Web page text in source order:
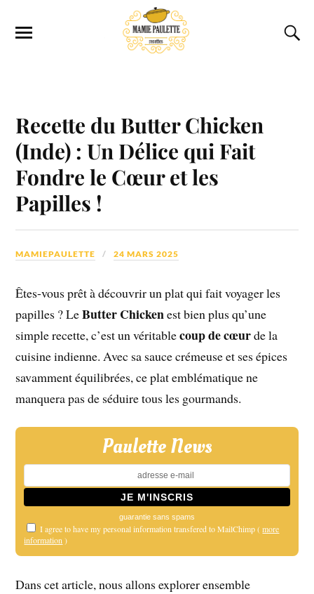
Recette du Butter Chicken
(Inde) : Un Délice qui Fait
Fondre le Cœur et les
Papilles !
MAMIEPAULETTE 24 MARS 2025
Êtes-vous prêt à découvrir un plat qui fait voyager les
papilles ? LeButter Chickenest bien plus qu’une
simple recette, c’est un véritablecoup de cœurde la
cuisine indienne. Avec sa sauce crémeuse et ses épices
savamment équilibrées, ce plat emblématique ne
manquera pas de séduire tous les gourmands.
Paulette News
guarantie sans spams
I agree to have my personal information transfered to MailChimp (more
information)
Dans cet article, nous allons explorer ensemble